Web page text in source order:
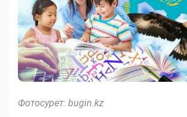
Фотосурет: bugin.kz